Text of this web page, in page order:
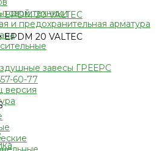
техники
и предохранительная арматура
завесы ГРЕЕРС
версия
EPDM 20 VALTEC
EPDM 20 VALTEC
60-77